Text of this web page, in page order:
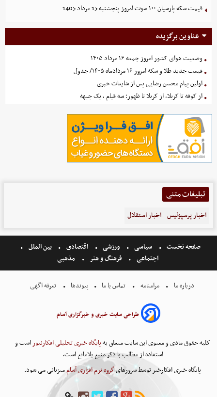
قیمت سکه پارسیان ۱۰۰ سوت امروز پنجشنبه 15 مرداد 1405
عناوین برگزیده
وضعیت هوای کشور امروز جمعه ۱۶ مرداد ۱۴۰۵
قیمت جدید طلا و سکه امروز ۱۶ مردادماه ۱۴۰۵/ جدول
اولین پیام محسن رضایی پس از شایعات خبری
از کوفه تا کربلا، از کربلا تا ظهور؛ سه قیام ، یک جبهه
تبلیغات متنی
اخبار پرسپولیس اخبار استقلال
صفحه نخست سیاسی ورزشی اقتصادی
بین الملل
اجتماعی
فرهنگ و هنر مذهبی
درباره ما مرامنامه تماس با ما پیوندها تعرفه اگهی
طراحی سایت خبری و خبرگزاری آسام
کلیه حقوق مادی و معنوی این سایت متعلق بهپایگاه خبری تحلیلی افکارنیوزاست و
استفاده از مطالب با ذکر منبع بلامانع است.
پایگاه خبری افکارخبر توسط سرورهایگروه نرم افزاری آساممیزبانی می شود.